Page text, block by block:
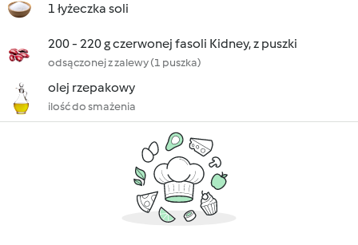
1 łyżeczka soli
200 - 220 g czerwonej fasoli Kidney, z puszki
odsączonej z zalewy (1 puszka)
olej rzepakowy
ilość do smażenia